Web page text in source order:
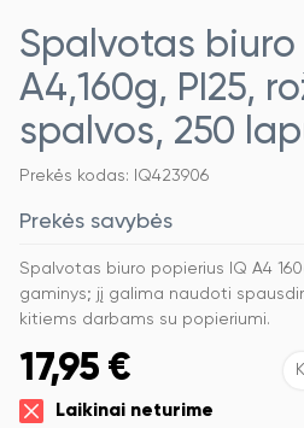
Spalvotas
A4,160g, PI25,
spalvos, 250
Prekės kodas: IQ423906
Prekės savybės
Spalvotas biuro popierius IQ A4
gaminys; jį galima naudoti
kitiems darbams su popieriumi.
17,95 €
Laikinai neturime